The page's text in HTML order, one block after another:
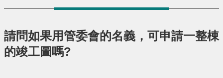
請問如果用管委會的名義，可申請一整棟
的竣工圖嗎?